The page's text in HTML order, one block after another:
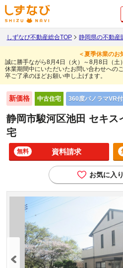
しずなび不動産総合TOP 静岡県の不動産
＜夏季休業のお
誠に勝手ながら8月4日（火）～8月8日（土
休業期間中にいただいたお問い合わせへの
卒ご了承のほどお願い申し上げます。
新価格 中古住宅 360度パノラマVR
静岡市駿河区池田 セキス
宅
資料請求
無料
お気に入